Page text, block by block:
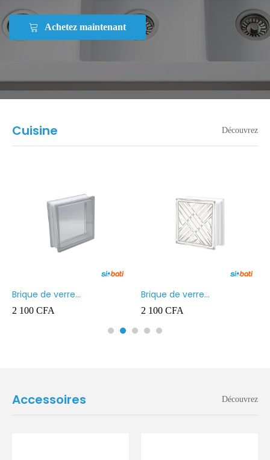
Achetez maintenant
Cuisine Découvrez
Brique de verre
190X190X80MM Transparent
2 100 CFA
Brique de verre
190X190X80MM CROSS
2 100 CFA
Accessoires Découvrez